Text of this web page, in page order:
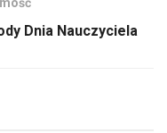
Dnia Nauczyciela